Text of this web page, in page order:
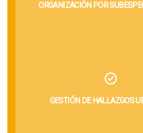
ORGANIZACIÓN POR
GESTIÓN DE HALLAZGOS